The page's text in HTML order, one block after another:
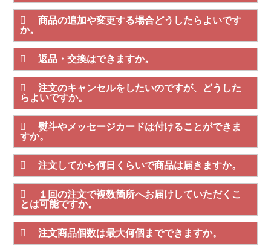
商品の追加や変更する場合どうしたらよいです
か。
返品・交換はできますか。
注文のキャンセルをしたいのですが、どうした
らよいですか。
熨斗やメッセージカードは付けることができま
すか。
注文してから何日くらいで商品は届きますか。
１回の注文で複数箇所へお届けしていただくこ
とは可能ですか。
注文商品個数は最大何個までできますか。